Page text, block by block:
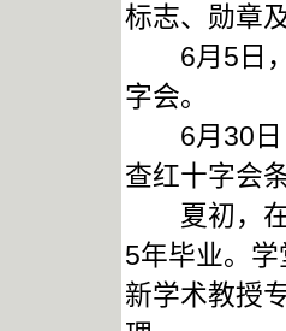
标志、勋章
6月5日，“
字会。
6月30日《
查红十字会
夏初，在
5年毕业。
新学术教授